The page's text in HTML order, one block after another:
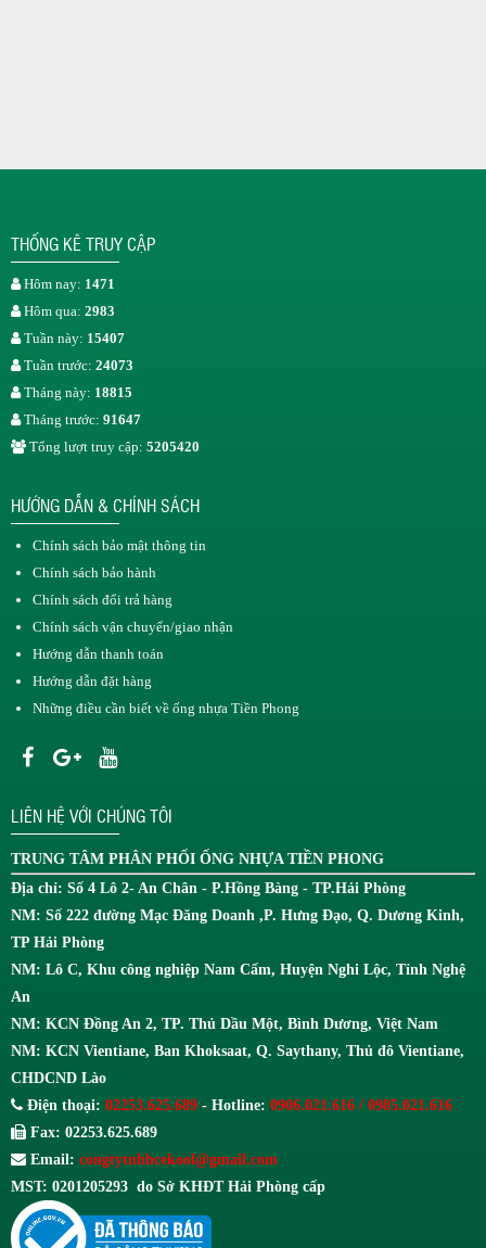
THỐNG KÊ TRUY CẬP
Hôm nay: 1471
Hôm qua: 2983
Tuần này: 15407
Tuần trước: 24073
Tháng này: 18815
Tháng trước: 91647
Tổng lượt truy cập: 5205420
HƯỚNG DẪN & CHÍNH SÁCH
Chính sách bảo mật thông tin
Chính sách bảo hành
Chính sách đổi trả hàng
Chính sách vận chuyển/giao nhận
Hướng dẫn thanh toán
Hướng dẫn đặt hàng
Những điều cần biết về ống nhựa Tiền Phong
LIÊN HỆ VỚI CHÚNG TÔI
TRUNG TÂM PHÂN PHỐI ỐNG NHỰA TIỀN PHONG
Địa chỉ: Số 4 Lô 2- An Chân - P.Hồng Bàng - TP.Hải Phòng
NM: Số 222 đường Mạc Đăng Doanh ,P. Hưng Đạo, Q. Dương Kinh,
TP Hải Phòng
NM: Lô C, Khu công nghiệp Nam Cấm, Huyện Nghi Lộc, Tỉnh Nghệ
An
NM: KCN Đồng An 2, TP. Thủ Dầu Một, Bình Dương, Việt Nam
NM: KCN Vientiane, Ban Khoksaat, Q. Saythany, Thủ đô Vientiane,
CHDCND Lào
Điện thoại: 02253.625.689 - Hotline: 0906.021.616 / 0985.021.616
Fax: 02253.625.689
Email: congtytnhhcekool@gmail.com
MST: 0201205293 do Sở KHĐT Hải Phòng cấp